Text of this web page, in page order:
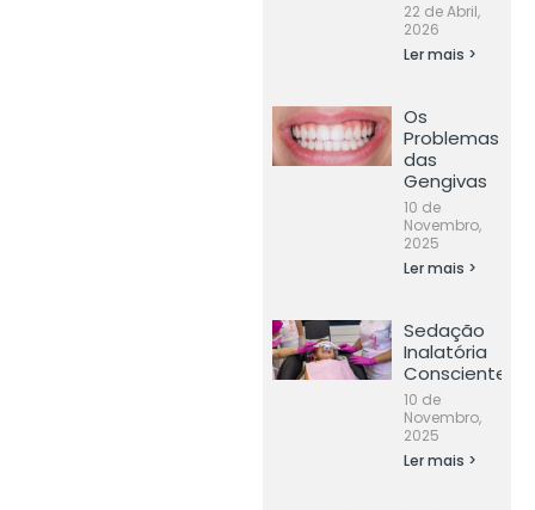
22 de Abril,
2026
Ler mais >
Os
Problemas
das
Gengivas
10 de
Novembro,
2025
Ler mais >
Sedação
Inalatória
Consciente
10 de
Novembro,
2025
Ler mais >